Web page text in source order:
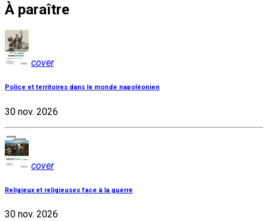
À paraître
cover
Police et territoires dans le monde napoléonien
30 nov. 2026
cover
Religieux et religieuses face à la guerre
30 nov. 2026